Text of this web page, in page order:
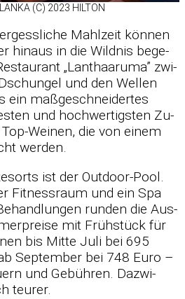
(C) 2023 HIL­TON
Mahl­zeit kön­nen
hin­aus in die Wild­nis be­ge­
„Lan­t­haaruma” zwi­
und den Wel­len
ein maß­ge­schnei­der­tes
und hoch­wer­tigs­ten Zu­
Wei­nen, die von ei­nem
wer­den.
ist der Out­door-Pool.
Fit­ness­raum und ein Spa
run­den die Aus­
mit Früh­stück für
bis Mitte Juli bei 695
Sep­tem­ber bei 748 Euro –
und Ge­büh­ren. Da­zwi­
teu­rer.